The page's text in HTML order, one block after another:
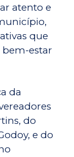
atento e
que
estar
da
do
e do